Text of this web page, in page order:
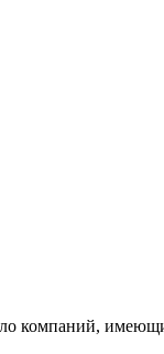
компаний,